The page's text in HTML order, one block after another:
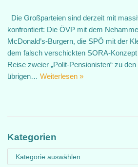
Die Großparteien sind derzeit mit
konfrontiert: Die ÖVP mit dem
McDonald’s-Burgern, die SPÖ mit der
dem falsch verschickten SORA-
Reise zweier „Polit-Pensionisten“ zu den
übrigen… Weiterlesen »
Kategorien